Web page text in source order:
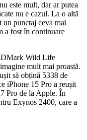
este mult, dar ar putea
nu e cazul. La o altă
un punctaj ceva mai
a fost în continuare
Wild Life
mult mai proastă.
să obțină 5338 de
iPhone 15 Pro a reușit
Pro de la Apple. În
Exynos 2400, care a